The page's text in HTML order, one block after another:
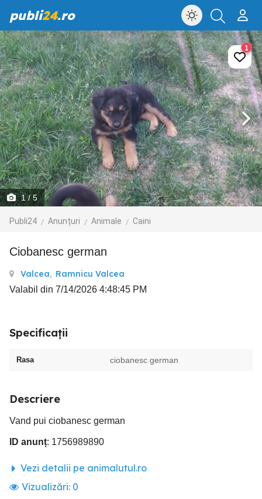
publi24.ro
1/ 5
Publi24 Anunțuri Animale Caini
1
Ciobanesc german
Valcea, Ramnicu Valcea
Valabil din 7/14/2026 4:48:45 PM
Specificații
Rasa ciobanesc german
Descriere
Vand pui ciobanesc german
ID anunț: 1756989890
Vezi detalii pe animalutul.ro
Vizualizări: 0